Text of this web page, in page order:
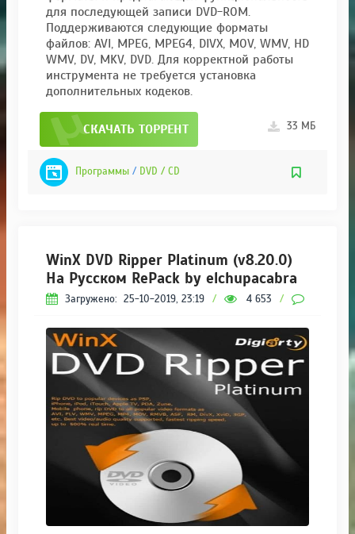
для последующей записи DVD-ROM.
Поддерживаются следующие форматы
файлов: AVI, MPEG, MPEG4, DIVX, MOV, WMV, HD
WMV, DV, MKV, DVD. Для корректной работы
инструмента не требуется установка
дополнительных кодеков.
СКАЧАТЬ ТОРРЕНТ 33 МБ
Программы / DVD / CD
WinX DVD Ripper Platinum (v8.20.0)
На Русском RePack by elchupacabra
Загружено: 25-10-2019, 23:19 / 4 653 /